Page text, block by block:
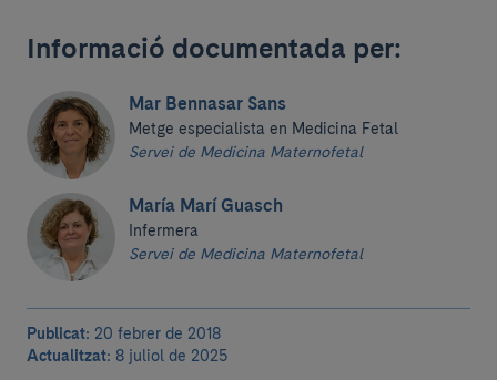
Informació documentada per:
Mar Bennasar Sans
Metge especialista en Medicina Fetal
Servei de Medicina Maternofetal
María Marí Guasch
Infermera
Servei de Medicina Maternofetal
Publicat: 20 febrer de 2018
Actualitzat: 8 juliol de 2025